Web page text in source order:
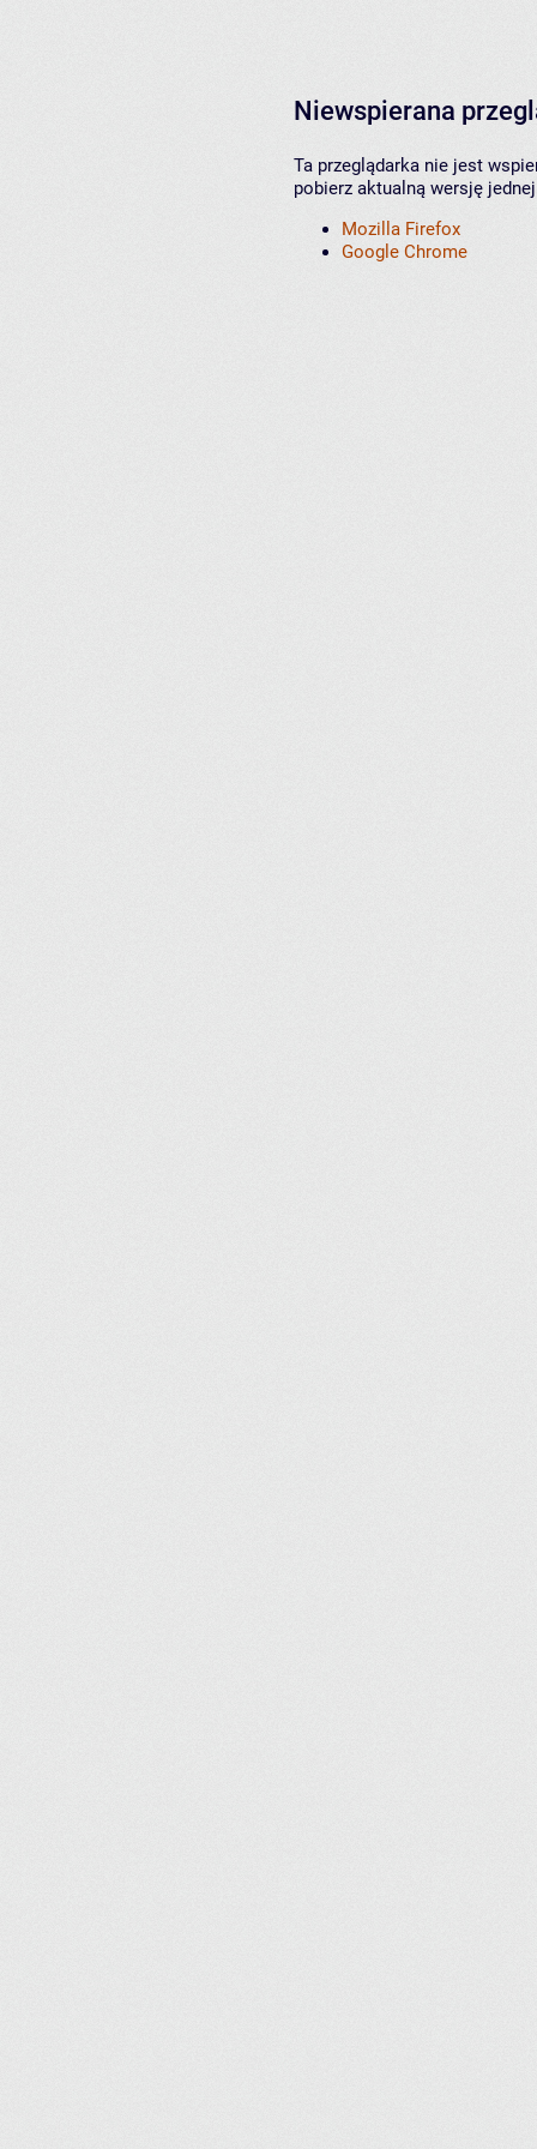
Niewspierana
Ta przeglądarka nie jest
pobierz aktualną wersję
Mozilla Firefox
Google Chrome